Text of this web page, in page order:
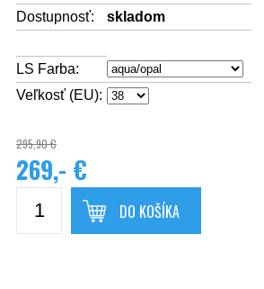
Dostupnosť:
skladom
LS Farba:
Veľkosť (EU):
295,90 €
269,- €
DO KOŠÍKA